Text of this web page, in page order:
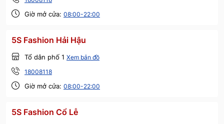
Giờ mở cửa: 08:00-22:00
5S Fashion Hải Hậu
Tổ dân phố 1 Xem bản đồ
18008118
Giờ mở cửa: 08:00-22:00
5S Fashion Cổ Lễ